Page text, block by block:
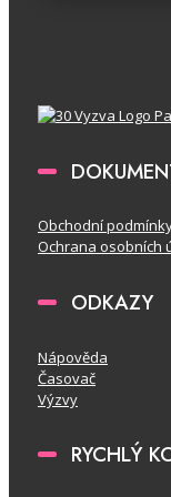
Obchodní
Ochrana osobních
ODKAZY
Nápověda
Časovač
Výzvy
RYCHLÝ